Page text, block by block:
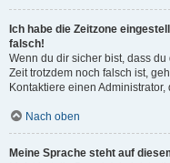
Ich habe die Zeitzone
falsch!
Wenn du dir sicher bist, dass
Zeit trotzdem noch falsch ist,
Kontaktiere einen
Nach oben
Meine Sprache steht auf